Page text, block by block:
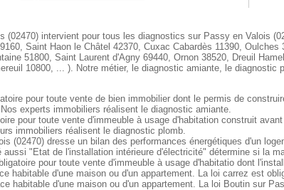
(02470) intervient pour tous les diagnostics sur Passy en Valois
Saint Haon le Châtel 42370, Cuxac Cabardès 11390,
51800, Saint Laurent d'Agny 69440, Ornon 38520, Dreuil
10800, ... ). Notre métier, le diagnostic amiante, le
pour toute vente de bien immobilier dont le permis de
experts immobiliers réalisent le diagnostic amiante.
pour toute vente d'immeuble à usage d'habitation construit
immobiliers réalisent le diagnostic plomb.
(02470) dresse un bilan des performances énergétiques d'un
aussi "Etat de l'installation intérieure d'électricité" détermine si la
pour toute vente d'immeuble à usage d'habitatio dont
habitable d'une maison ou d'un appartement. La loi carrez est
habitable d'une maison ou d'un appartement. La loi Boutin sur